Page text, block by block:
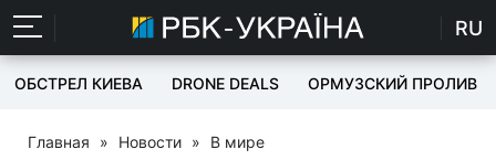
RU
ОБСТРЕЛ КИЕВА DRONE DEALS ОРМУЗСКИЙ ПРОЛИВ
Главная » Новости » В мире